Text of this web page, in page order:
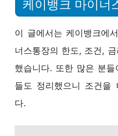
케이뱅크 마이너
이 글에서는 케이뱅크에
너스통장의 한도, 조건,
했습니다. 또한 많은 분
들도 정리했으니 조건을
다.